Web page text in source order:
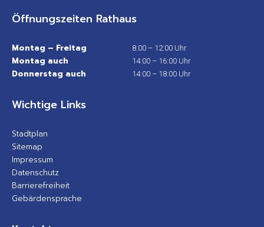
Öffnungszeiten Rathaus
Montag – Freitag 8:00 – 12:00 Uhr
Montag auch 14:00 – 16:00 Uhr
Donnerstag auch 14:00 – 18:00 Uhr
Wichtige Links
Stadtplan
Sitemap
Impressum
Datenschutz
Barrierefreiheit
Gebärdensprache